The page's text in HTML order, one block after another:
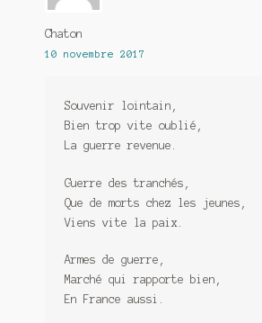
Chaton
10 novembre 2017
Souvenir lointain,
Bien trop vite oublié,
La guerre revenue.
Guerre des tranchés,
Que de morts chez les jeunes,
Viens vite la paix.
Armes de guerre,
Marché qui rapporte bien,
En France aussi.